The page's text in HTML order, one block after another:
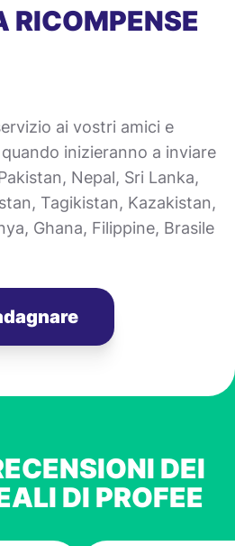
RICOMPENSE
ai vostri amici e
inizieranno a inviare
Nepal, Sri Lanka,
Tagikistan, Kazakistan,
Ghana, Filippine, Brasile
DEI
DI PROFEE